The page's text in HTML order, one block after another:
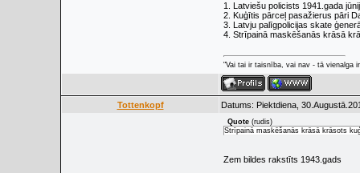
1. Latviešu policists 1941.gada
2. Kuģītis pārceļ pasažierus pāri
3. Latvju palīgpolicijas skate
4. Strīpainā maskēšanās krāsā
"Vai tai ir taisnība, vai nav - tā vienalga
Tottenkopf Datums: Piektdiena,
Quote (rudis)
Strīpainā maskēšanās krāsā krāsots
Zem bildes rakstīts 1943.gads